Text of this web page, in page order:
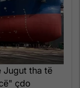
Jugut tha të
çdo